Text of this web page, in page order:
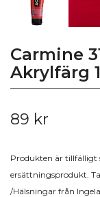
Carmine
Akrylfärg
89 kr
Produkten är tillfälligt
ersättningsprodukt.
/Hälsningar från Ingela